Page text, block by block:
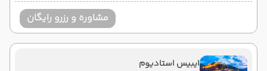
مشاوره و رزرو رایگان
ایبیس استادیوم